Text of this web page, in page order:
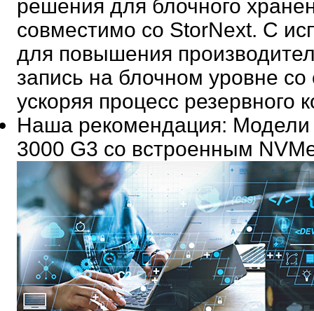
решения для блочного
совместимо со StorNext. С
для повышения
запись на блочном уровне
ускоряя процесс резервного
Наша рекомендация: Модели
3000 G3 со встроенным